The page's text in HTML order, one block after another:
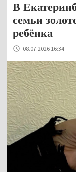
В
семьи
ребёнка
08.07.2026 16:34